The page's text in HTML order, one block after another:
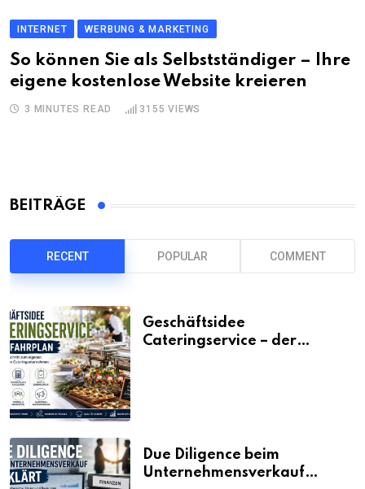
INTERNET WERBUNG & MARKETING
So können Sie als Selbstständiger – Ihre
eigene kostenlose Website kreieren
3 MINUTES READ 3155 VIEWS
BEITRÄGE
RECENT POPULAR COMMENT
Geschäftsidee
Cateringservice – der
Due Diligence beim
Unternehmensverkauf